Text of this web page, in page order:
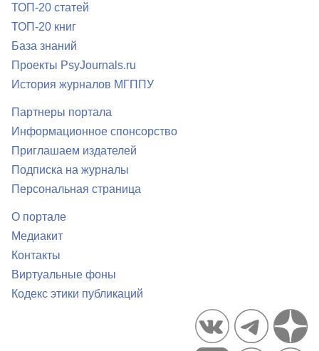
ТОП-20 статей
ТОП-20 книг
База знаний
Проекты PsyJournals.ru
История журналов МГППУ
Партнеры портала
Информационное спонсорство
Приглашаем издателей
Подписка на журналы
Персональная страница
О портале
Медиакит
Контакты
Виртуальные фоны
Кодекс этики публикаций